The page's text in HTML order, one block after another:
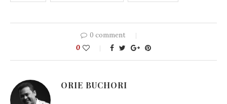
0 comment
0
ORIE BUCHORI